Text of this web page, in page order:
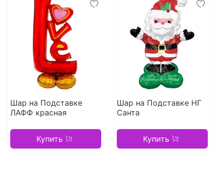
Шар на Подставке
ЛАФФ красная
Купить
Шар на Подставке НГ
Санта
Купить